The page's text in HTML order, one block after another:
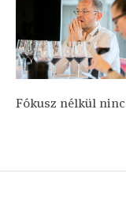
Fókusz nélkül